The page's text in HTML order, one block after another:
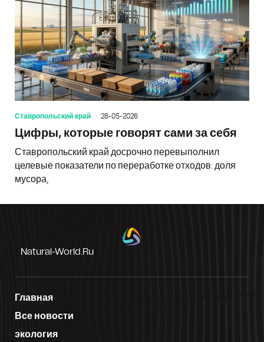
Ставропольский край 28-05-2026
Цифры, которые говорят сами за себя
Ставропольский край досрочно перевыполнил
целевые показатели по переработке отходов: доля
мусора,
Natural-World.ru
Главная
Все новости
экология